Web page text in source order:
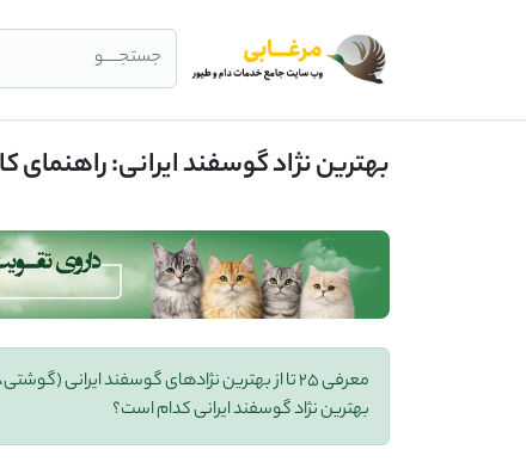
جستجــــو
بهترین نژاد گوسفند ایرانی: راهنمای
معرفی 25 تا از بهترین نژادهای گوسفند
بهترین نژاد گوسفند ایرانی کدام است؟